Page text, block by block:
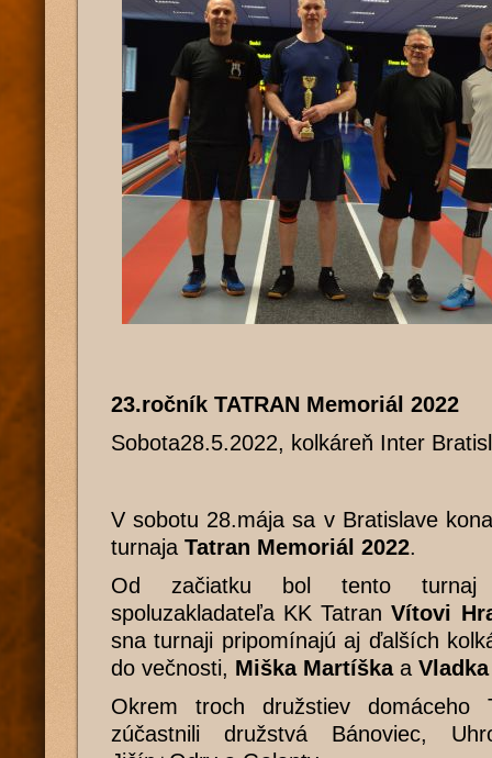
23.ročník TATRAN Memoriál 2022
Sobota28.5.2022, kolkáreň Inter
V sobotu 28.mája sa v Bratislave
turnaja Tatran Memoriál 2022.
Od začiatku bol tento turnaj
spoluzakladateľa KK TatranVítovi
sna turnaji pripomínajú aj ďalších
do večnosti, Miška Martíškaa
Okrem troch družstiev
zúčastnili družstvá Bánoviec,